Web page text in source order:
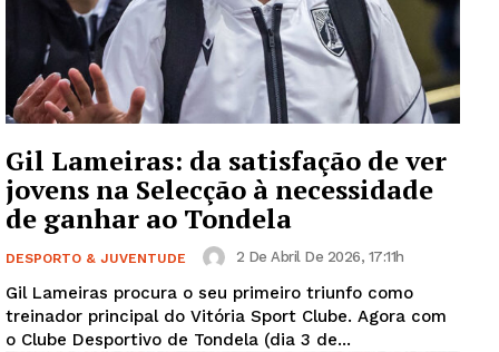
Gil Lameiras: da satisfação de ver
jovens na Selecção à necessidade
de ganhar ao Tondela
DESPORTO & JUVENTUDE 2 De Abril De 2026, 17:11h
Gil Lameiras procura o seu primeiro triunfo como
treinador principal do Vitória Sport Clube. Agora com
o Clube Desportivo de Tondela (dia 3 de...